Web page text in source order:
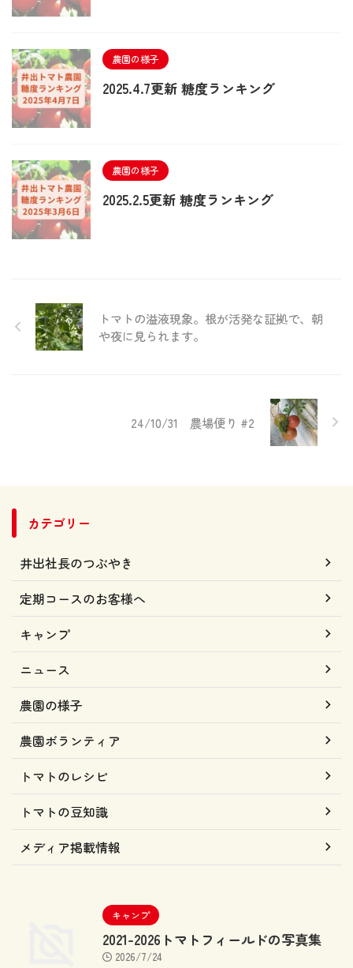
農園の様子
2025.4.7更新 糖度ランキング
農園の様子
2025.2.5更新 糖度ランキング
トマトの溢液現象。根が活発な証拠で、朝
や夜に見られます。
24/10/31 農場便り #2
カテゴリー
井出社長のつぶやき
定期コースのお客様へ
キャンプ
ニュース
農園の様子
農園ボランティア
トマトのレシピ
トマトの豆知識
メディア掲載情報
キャンプ
2021-2026トマトフィールドの写真集
2026/7/24